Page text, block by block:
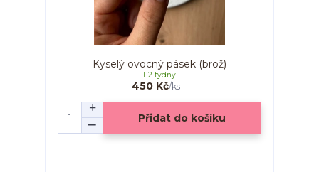
Kyselý ovocný pásek (brož)
450 Kč/ks
1-2 týdny
Přidat do košíku